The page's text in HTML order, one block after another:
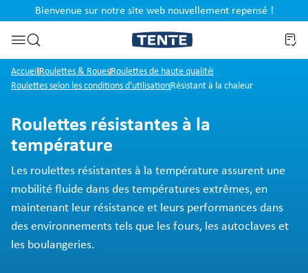
Passer à la recherche
Bienvenue sur notre site web nouvellement repensé !
AccueilRoulettes & RouesRoulettes de haute qualité
Roulettes selon les conditions d'utilisationRésistant à la chaleur
Roulettes résistantes à la
température
Les roulettes résistantes à la température assurent une
mobilité fluide dans des températures extrêmes, en
maintenant leur résistance et leurs performances dans
des environnements tels que les fours, les autoclaves et
les boulangeries.